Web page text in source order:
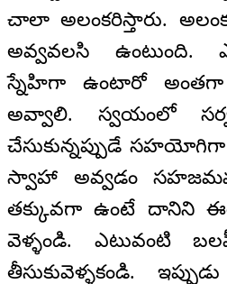
చాలా అలంకరిస్తారు.
అవ్వవలసి ఉంటుంది.
స్నేహిగా ఉంటారో
అవ్వాలి. స్వయంలో
చేసుకున్నప్పుడే సహయోగిగా
స్వాహా అవ్వడం
తక్కువగా ఉంటే దానిని
వెళ్ళండి. ఎటువంటి
తీసుకువెళ్ళకండి.